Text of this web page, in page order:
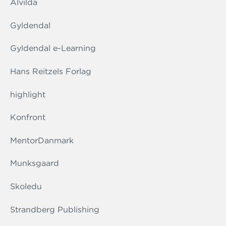
Alvilda
Gyldendal
Gyldendal e-Learning
Hans Reitzels Forlag
highlight
Konfront
MentorDanmark
Munksgaard
Skoledu
Strandberg Publishing